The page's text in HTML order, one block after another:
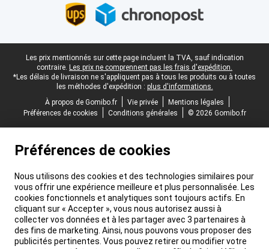
Pied-de-page légal
Les prix mentionnés sur cette page incluent la TVA, sauf indication
contraire. Les prix ne comprennent pas les frais d'expédition.
*Les délais de livraison ne s'appliquent pas à tous les produits ou à toutes
les méthodes d'expédition : plus d'informations.
À propos de Gomibo.fr
Vie privée
Mentions légales
Préférences de cookies
Conditions générales © 2026 Gomibo.fr
Préférences de cookies
Nous utilisons des cookies et des technologies similaires pour
vous offrir une expérience meilleure et plus personnalisée. Les
cookies fonctionnels et analytiques sont toujours actifs. En
cliquant sur « Accepter », vous nous autorisez aussi à
collecter vos données et à les partager avec 3 partenaires à
des fins de marketing. Ainsi, nous pouvons vous proposer des
publicités pertinentes. Vous pouvez retirer ou modifier votre